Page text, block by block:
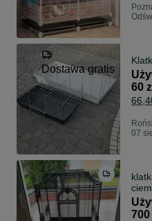
Dostawa gratis
60
07
700